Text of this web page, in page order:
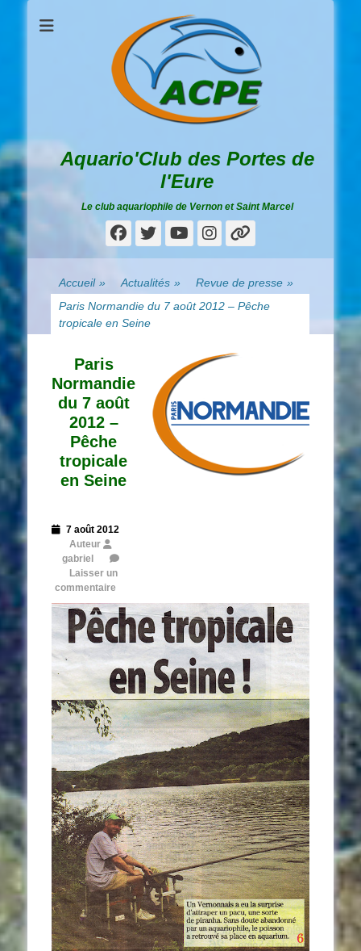
Aquario'Club des Portes de
l'Eure
Le club aquariophile de Vernon et Saint Marcel
Facebook
Twitter
YouTube
Instagram
Accueil » Actualités » Revue de presse »
Paris Normandie du 7 août 2012 – Pêche
tropicale en Seine
Paris
Normandie
du 7 août
2012 –
Pêche
tropicale
en Seine
Posted7 août 2012
Auteur
gabriel
Laisser un
commentaire